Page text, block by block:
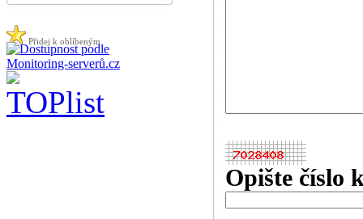
Opište číslo
Přidej k oblíbeným